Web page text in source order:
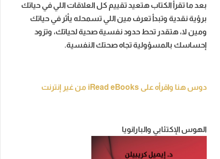
بعد ما تقرأ الكتاب هتعيد تقييم كل العلاقات اللي في حياتك
برؤية نقدية وتبدأ تعرف مين اللي تسمحله يأثر في حياتك
ومين لا، هتقدر تحط حدود نفسية صحية لحياتك، وتزود
إحساسك بالمسؤولية تجاه صحتك النفسية.
دوس هنا واقرأه على iRead eBooks من غير إنترنت
الهوس الإكتئابي والبارانويا